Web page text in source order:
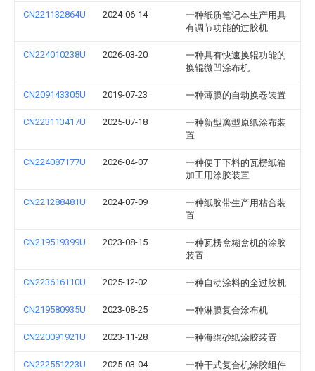
CN221132864U 2024-06-14
一种纸质笔记本生产用具
有调节功能的过胶机
CN224010238U 2026-03-20
一种具有快速换辊功能的
换辊微凹涂布机
CN209143305U 2019-07-23 一种薄膜的自动换卷装置
CN223113417U 2025-07-18
一种新型离型原纸涂布装
置
CN224087177U 2026-04-07
一种便于下料的瓦楞纸箱
加工用涂胶装置
CN221288481U 2024-07-09
一种纸胶带生产用粘合装
置
CN219519399U 2023-08-15
一种瓦楞盒糊盒机的涂胶
装置
CN223616110U 2025-12-02 一种自动涂料的全过胶机
CN219580935U 2023-08-25 一种淋膜复合涂布机
CN220091921U 2023-11-28 一种海绵砂纸涂胶装置
CN222551223U 2025-03-04 一种干式复合机涂胶组件